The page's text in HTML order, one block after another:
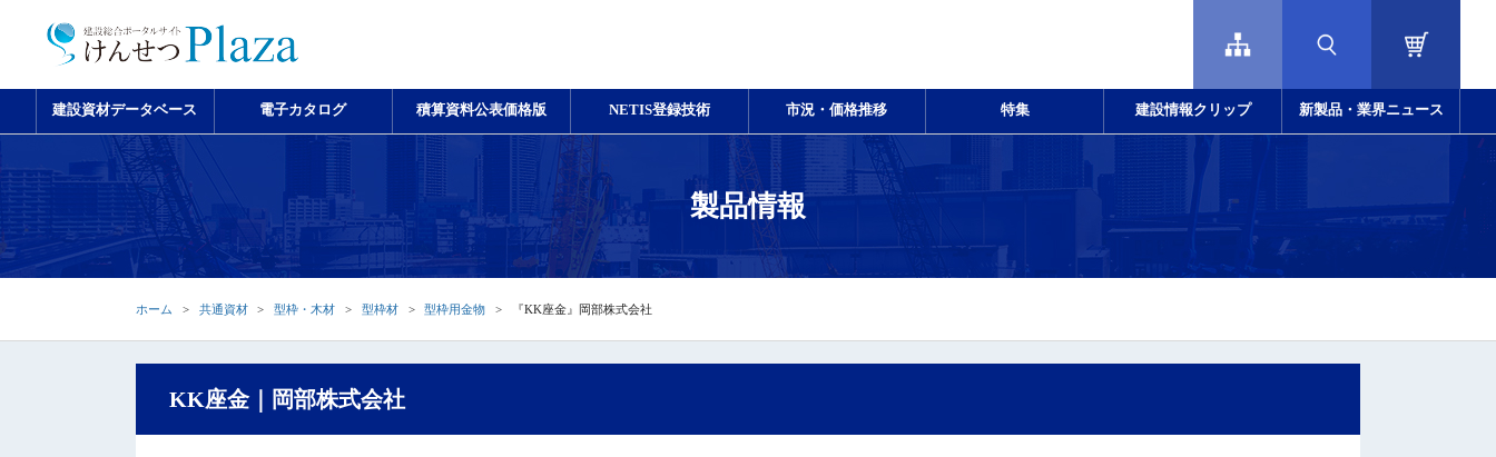
建設資材データベース 電子カタログ 積算資料公表価格版 NETIS登録技術 市況・価格推移 特集 建設情報クリップ 新製品・業界ニュース
製品情報
ホーム 共通資材 型枠・木材 型枠材 型枠用金物 『KK座金』岡部株式会社
KK座金｜岡部株式会社